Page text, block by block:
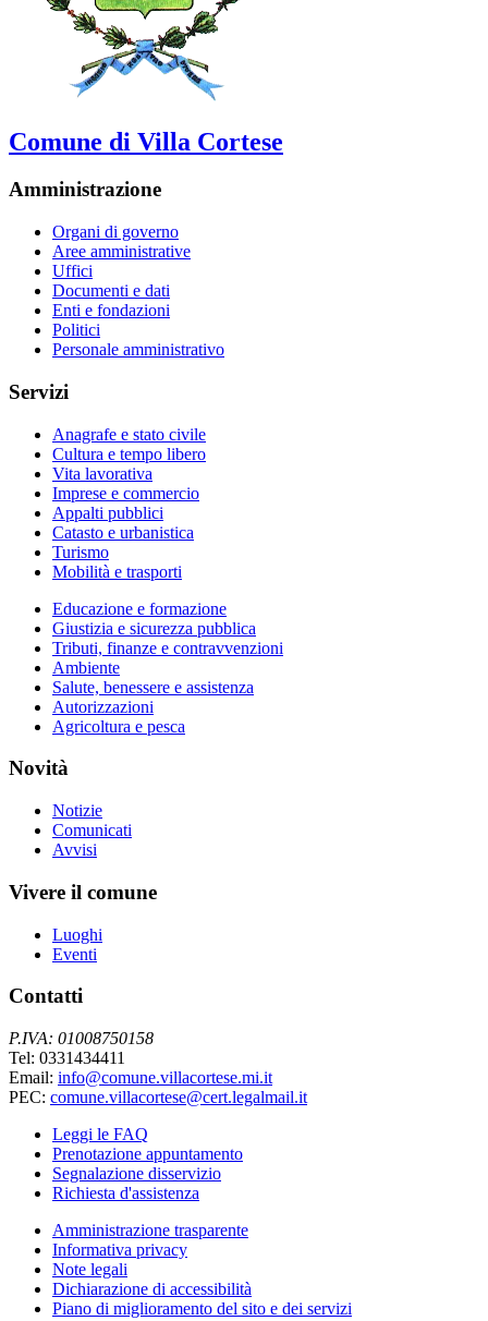
Comune di Villa Cortese
Amministrazione
Organi di governo
Aree amministrative
Uffici
Documenti e dati
Enti e fondazioni
Politici
Personale amministrativo
Servizi
Anagrafe e stato civile
Cultura e tempo libero
Vita lavorativa
Imprese e commercio
Appalti pubblici
Catasto e urbanistica
Turismo
Mobilità e trasporti
Educazione e formazione
Giustizia e sicurezza pubblica
Tributi, finanze e contravvenzioni
Ambiente
Salute, benessere e assistenza
Autorizzazioni
Agricoltura e pesca
Novità
Notizie
Comunicati
Avvisi
Vivere il comune
Luoghi
Eventi
Contatti
P.IVA: 01008750158
Tel: 0331434411
Email: info@comune.villacortese.mi.it
PEC: comune.villacortese@cert.legalmail.it
Leggi le FAQ
Prenotazione appuntamento
Segnalazione disservizio
Richiesta d'assistenza
Amministrazione trasparente
Informativa privacy
Note legali
Dichiarazione di accessibilità
Piano di miglioramento del sito e dei servizi